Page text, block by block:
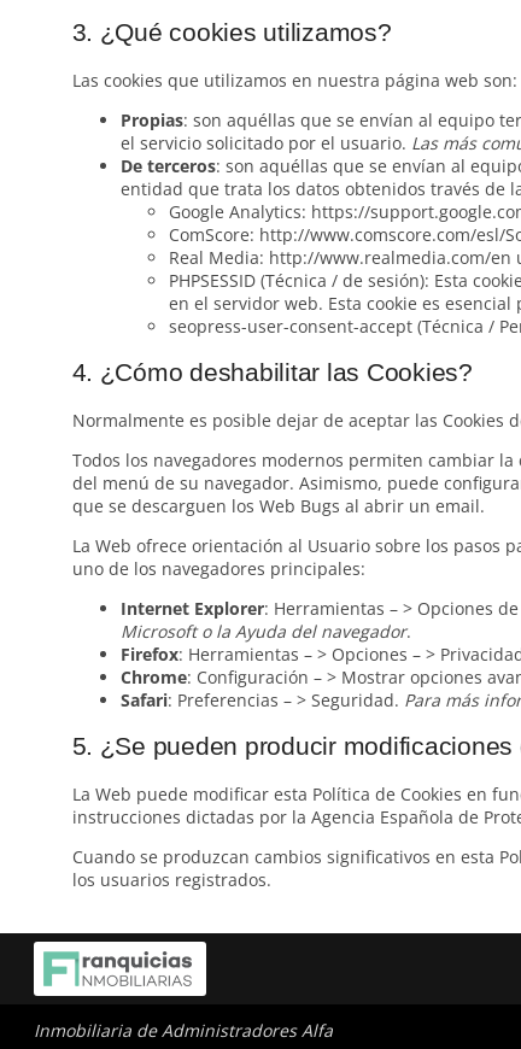
3. ¿Qué cookies utilizamos?
Las cookies que utilizamos en nuestra página web son:
Propias: son aquéllas que se envían al equipo
el servicio solicitado por el usuario. Las más
De terceros: son aquéllas que se envían al
entidad que trata los datos obtenidos través de
Google Analytics: https://
ComScore: http://www.comscore.com/esl/
Real Media: http://www.realmedia.com/en
PHPSESSID (Técnica / de sesión): Esta
en el servidor web. Esta cookie es
seopress-user-consent-accept (Técnica /
4. ¿Cómo deshabilitar las Cookies?
Normalmente es posible dejar de aceptar las Cookies
Todos los navegadores modernos permiten cambiar
del menú de su navegador. Asimismo, puede
que se descarguen los Web Bugs al abrir un email.
La Web ofrece orientación al Usuario sobre los pasos
uno de los navegadores principales:
Internet Explorer: Herramientas – > Opciones
Microsoft o la Ayuda del navegador.
Firefox: Herramientas – > Opciones – >
Chrome: Configuración – > Mostrar opciones
Safari: Preferencias – > Seguridad. Para más
5. ¿Se pueden producir
La Web puede modificar esta Política de Cookies en
instrucciones dictadas por la Agencia Española de
Cuando se produzcan cambios significativos en esta
los usuarios registrados.
Inmobiliaria de Administradores Alfa